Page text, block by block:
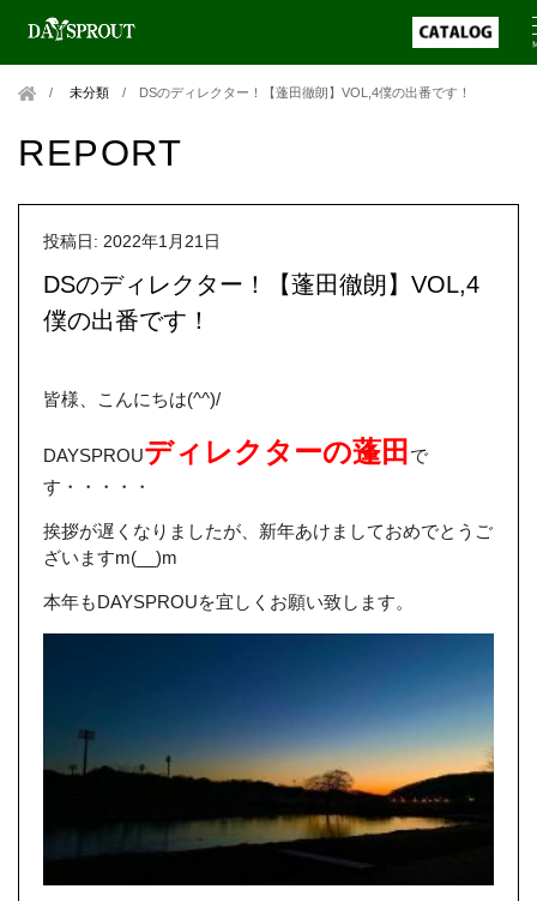
未分類 / DSのディレクター！【蓬田徹朗】VOL,4僕の出番です！
REPORT
投稿日: 2022年1月21日
DSのディレクター！【蓬田徹朗】VOL,4
僕の出番です！
皆様、こんにちは(^^)/
DAYSPROUディレクターの蓬田 で
す・・・・・
挨拶が遅くなりましたが、新年あけましておめでとうご
ざいますm(__)m
本年もDAYSPROUを宜しくお願い致します。